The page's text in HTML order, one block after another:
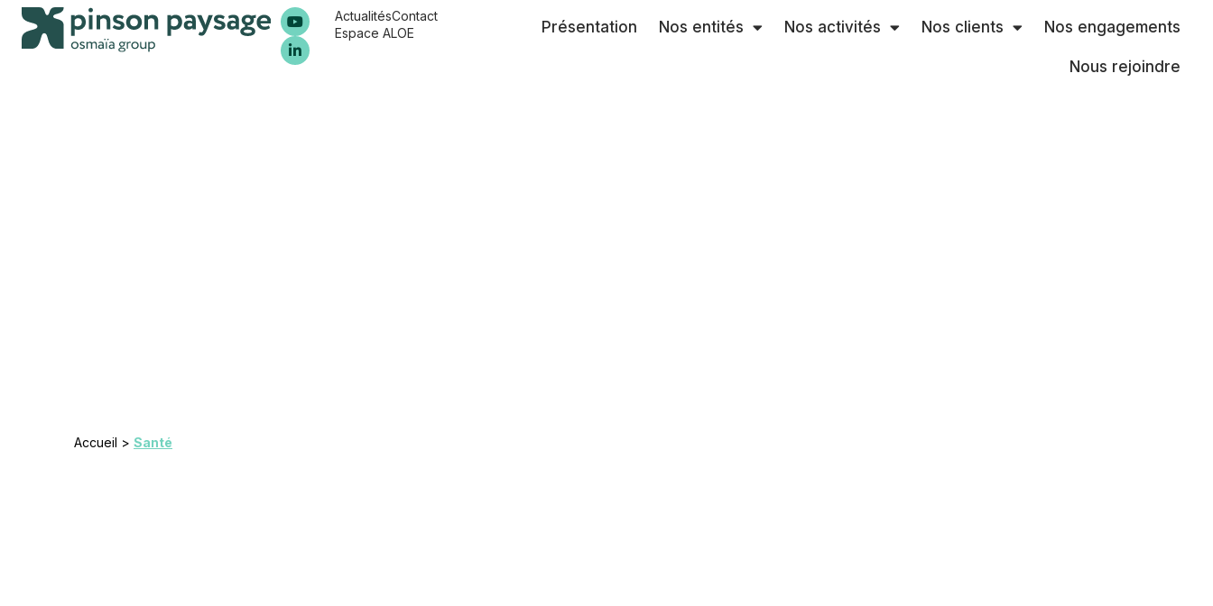
ActualitésContact
Espace ALOE
Présentation Nos entités Nos activités Nos clients Nos engagements
Nous rejoindre
Accueil > Santé